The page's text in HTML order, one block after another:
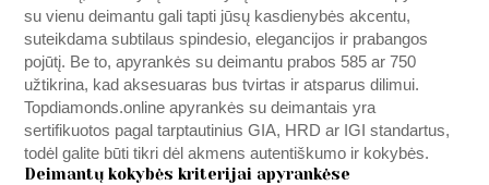
su vienu deimantu gali tapti jūsų kasdienybės akcentu,
suteikdama subtilaus spindesio, elegancijos ir prabangos
pojūtį. Be to, apyrankės su deimantu prabos 585 ar 750
užtikrina, kad aksesuaras bus tvirtas ir atsparus dilimui.
Topdiamonds.online apyrankės su deimantais yra
sertifikuotos pagal tarptautinius GIA, HRD ar IGI standartus,
todėl galite būti tikri dėl akmens autentiškumo ir kokybės.
Deimantų kokybės kriterijai apyrankėse